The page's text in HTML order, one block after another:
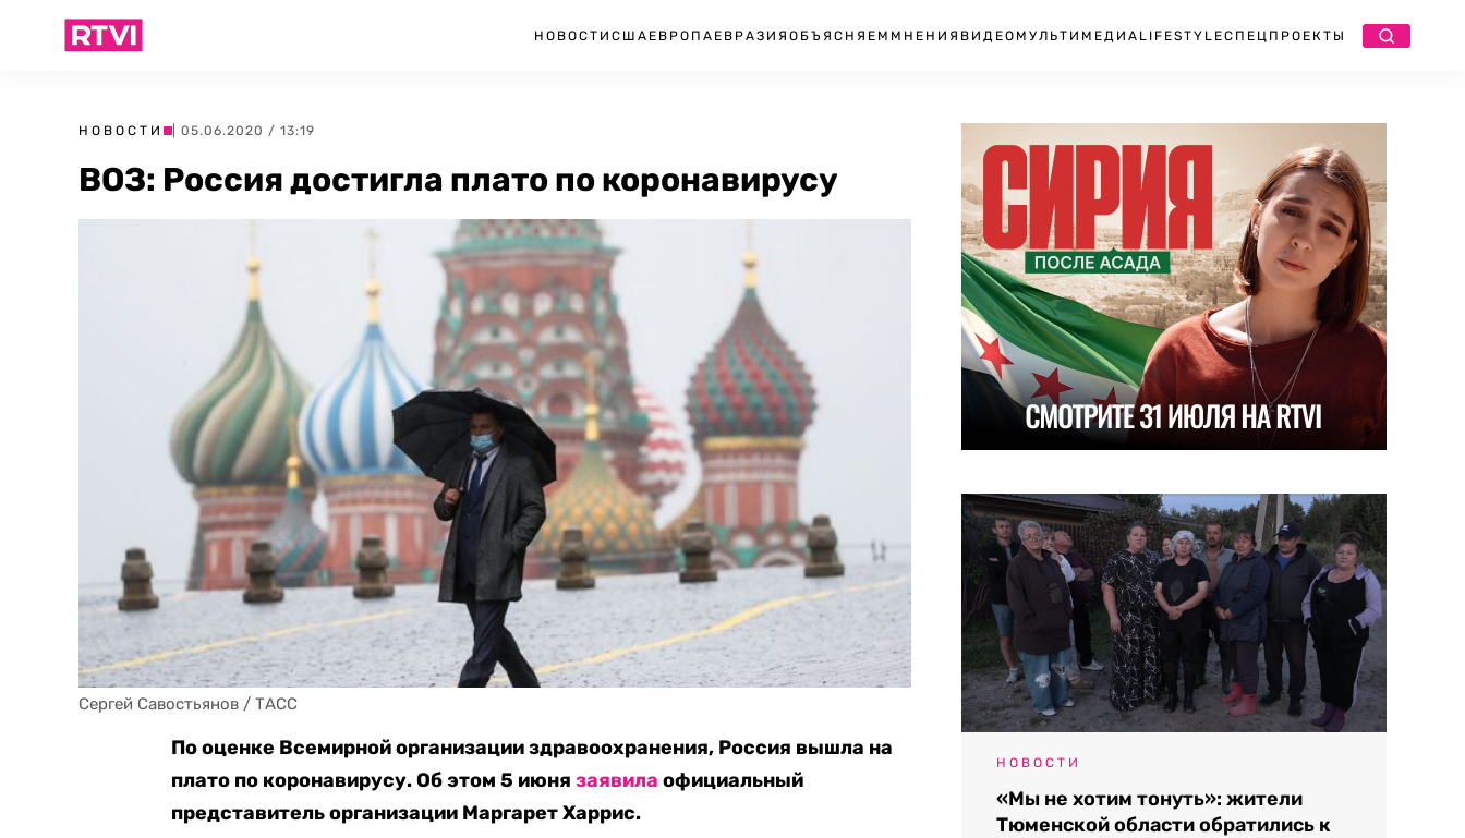
НОВОСТИ США ЕВРОПА ЕВРАЗИЯ ОБЪЯСНЯЕМ МНЕНИЯ ВИДЕО МУЛЬТИМЕДИА LIFESTYLEСПЕЦПРОЕКТЫ
НОВОСТИ | 05.06.2020 / 13:19
ВОЗ: Россия достигла плато по коронавирусу
Сергей Савостьянов / ТАСС
По оценке Всемирной организации здравоохранения, Россия вышла на
плато по коронавирусу. Об этом 5 июнязаявила официальный
представитель организации Маргарет Харрис.
НОВОСТИ
«Мы не хотим тонуть»: жители
Тюменской области обратились к